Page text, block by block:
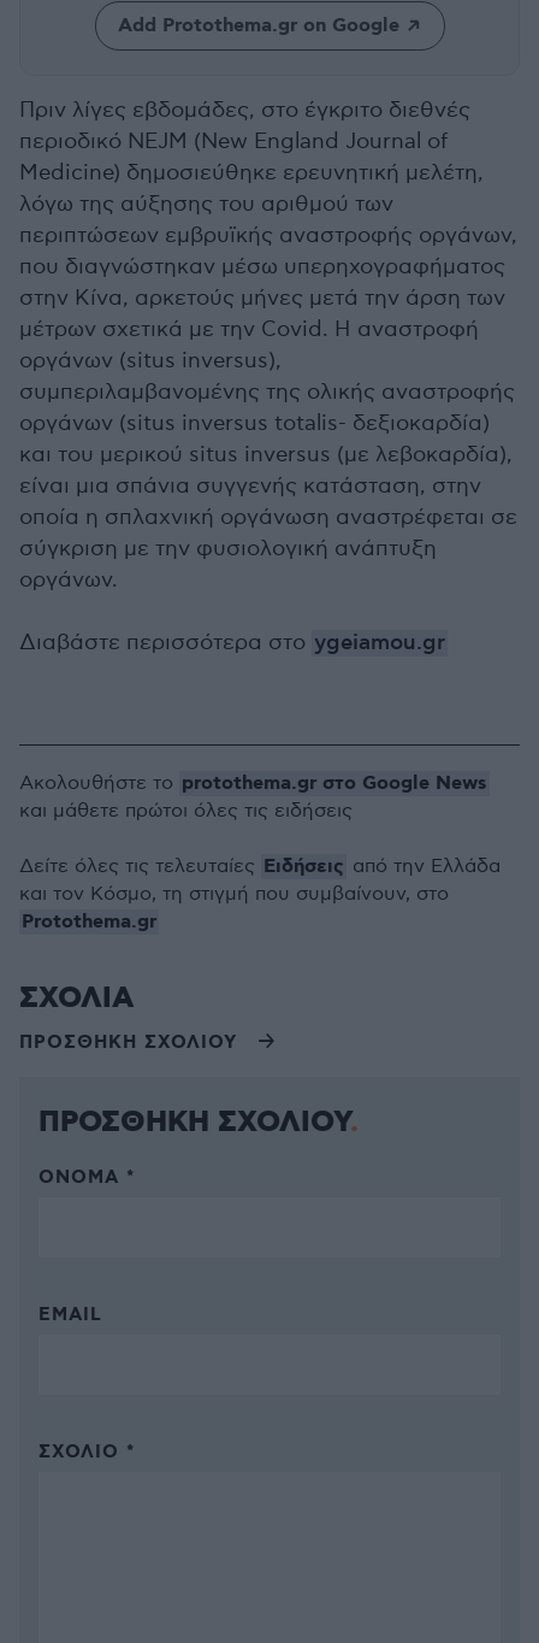
Add Protothema.gr on Google
Πριν λίγες εβδομάδες, στο έγκριτο διεθνές
περιοδικό NEJM (New England Journal of
Medicine) δημοσιεύθηκε ερευνητική μελέτη,
λόγω της αύξησης του αριθμού των
περιπτώσεων εμβρυϊκής αναστροφής οργάνων,
που διαγνώστηκαν μέσω υπερηχογραφήματος
στην Κίνα, αρκετούς μήνες μετά την άρση των
μέτρων σχετικά με την Covid. Η αναστροφή
οργάνων (situs inversus),
συμπεριλαμβανομένης της ολικής αναστροφής
οργάνων (situs inversus totalis- δεξιοκαρδία)
και του μερικού situs inversus (με λεβοκαρδία),
είναι μια σπάνια συγγενής κατάσταση, στην
οποία η σπλαχνική οργάνωση αναστρέφεται σε
σύγκριση με την φυσιολογική ανάπτυξη
οργάνων.
Διαβάστε περισσότερα στο ygeiamou.gr
Ακολουθήστε το protothema.gr στο Google News
και μάθετε πρώτοι όλες τις ειδήσεις
Δείτε όλες τις τελευταίες Ειδήσεις από την Ελλάδα
και τον Κόσμο, τη στιγμή που συμβαίνουν, στο
Protothema.gr
ΣΧΟΛΙΑ
ΠΡΟΣΘΗΚΗ ΣΧΟΛΙΟΥ
ΠΡΟΣΘΗΚΗ ΣΧΟΛΙΟΥ
ΌΝΟΜΑ *
EMAIL
ΣΧΌΛΙΟ *